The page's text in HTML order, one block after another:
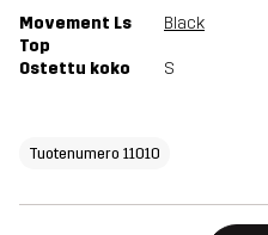
Movement Ls
Top
Black
Ostettu koko S
Tuotenumero 11010